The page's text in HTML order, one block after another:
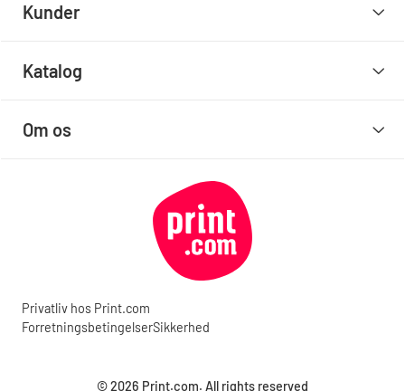
Kunder
Katalog
Om os
© 2026 Print.com. All rights reserved
Privatliv hos Print.com
ForretningsbetingelserSikkerhed